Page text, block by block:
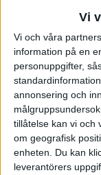
Vi
Vi och våra
information på en
personuppgifter,
annonsering och
tillåtelse kan vi och
om geografisk
enheten. Du kan
leverantörers